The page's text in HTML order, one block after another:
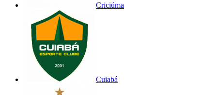
Criciúma
Cuiabá